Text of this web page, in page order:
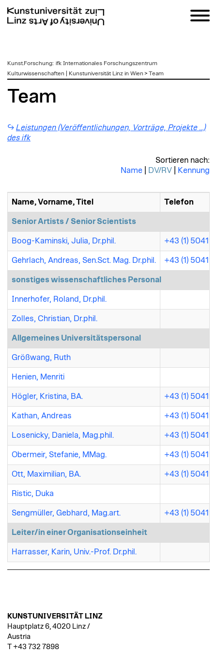
zum
Inhalt
Kunst.Forschung: ifk Internationales Forschungszentrum
Kulturwissenschaften | Kunstuniversität Linz in Wien > Team
Team
Leistungen (Veröffentlichungen, Vorträge, Projekte …)
des ifk
Sortieren nach:
Name
DV/RV Kennung
Name, Vorname, Titel Telefon
Senior Artists / Senior Scientists
Boog-Kaminski, Julia, Dr.phil. +43 (1)
Gehrlach, Andreas, Sen.Sct. Mag. Dr.phil. +43 (1)
sonstiges wissenschaftliches Personal
Innerhofer, Roland, Dr.phil.
Zolles, Christian, Dr.phil.
Allgemeines Universitätspersonal
Größwang, Ruth
Henien, Menriti
Högler, Kristina, BA. +43 (1)
Kathan, Andreas +43 (1)
Losenicky, Daniela, Mag.phil. +43 (1)
Obermeir, Stefanie, MMag. +43 (1)
Ott, Maximilian, BA. +43 (1)
Ristic, Duka
Sengmüller, Gebhard, Mag.art. +43 (1)
Leiter/in einer Organisationseinheit
Harrasser, Karin, Univ.-Prof. Dr.phil.
KUNSTUNIVERSITÄT LINZ
Hauptplatz 6, 4020 Linz /
Austria
T +43 732 7898